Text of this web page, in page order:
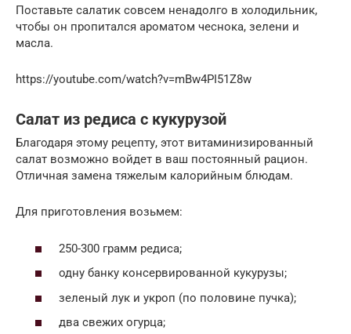
Поставьте салатик совсем ненадолго в холодильник,
чтобы он пропитался ароматом чеснока, зелени и
масла.
https://youtube.com/watch?v=mBw4PI51Z8w
Салат из редиса с кукурузой
Благодаря этому рецепту, этот витаминизированный
салат возможно войдет в ваш постоянный рацион.
Отличная замена тяжелым калорийным блюдам.
Для приготовления возьмем:
250-300 грамм редиса;
одну банку консервированной кукурузы;
зеленый лук и укроп (по половине пучка);
два свежих огурца;